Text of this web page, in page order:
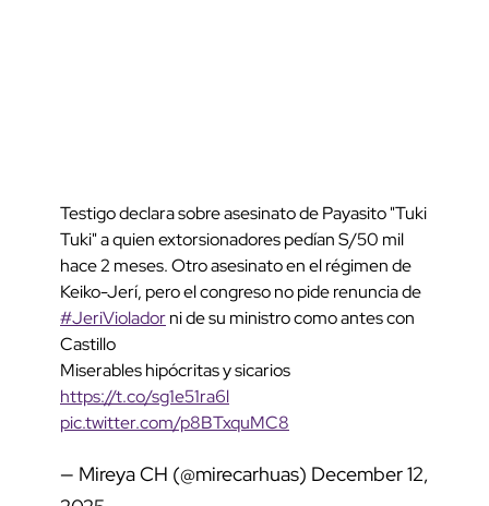
Testigo declara sobre asesinato de Payasito "Tuki
Tuki" a quien extorsionadores pedían S/50 mil
hace 2 meses. Otro asesinato en el régimen de
Keiko-Jerí, pero el congreso no pide renuncia de
#JeriVioladorni de su ministro como antes con
Castillo
Miserables hipócritas y sicarios
https://t.co/sg1e51ra6l
pic.twitter.com/p8BTxquMC8
— Mireya CH (@mirecarhuas) December 12,